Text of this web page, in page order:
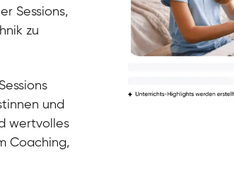
Sessions,
zu
und
wertvolles
Coaching,